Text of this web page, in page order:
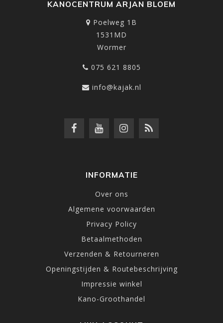
KANOCENTRUM ARJAN BLOEM
Poelweg 1B
1531MD
Wormer
075 621 8805
info@kajak.nl
INFORMATIE
Over ons
Algemene voorwaarden
Privacy Policy
Betaalmethoden
Verzenden & Retourneren
Openingstijden & Routebeschrijving
Impressie winkel
Kano-Groothandel